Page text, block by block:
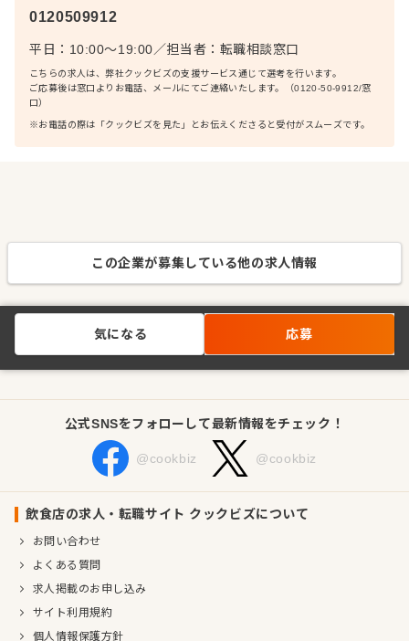
0120509912
平日：10:00〜19:00／担当者： 転職相談窓口
こちらの求人は、弊社クックビズの支援サービス通じて選考を行います。
ご応募後は窓口よりお電話、メールにてご連絡いたします。（0120-50-9912/窓
口）
※お電話の際は「クックビズを見た」とお伝えくださると受付がスムーズです。
この企業が募集している他の求人情報
気になる 応募
公式SNSをフォローして最新情報をチェック！
@cookbiz @cookbiz
飲食店の求人・転職サイト クックビズについて
お問い合わせ
よくある質問
求人掲載のお申し込み
サイト利用規約
個人情報保護方針